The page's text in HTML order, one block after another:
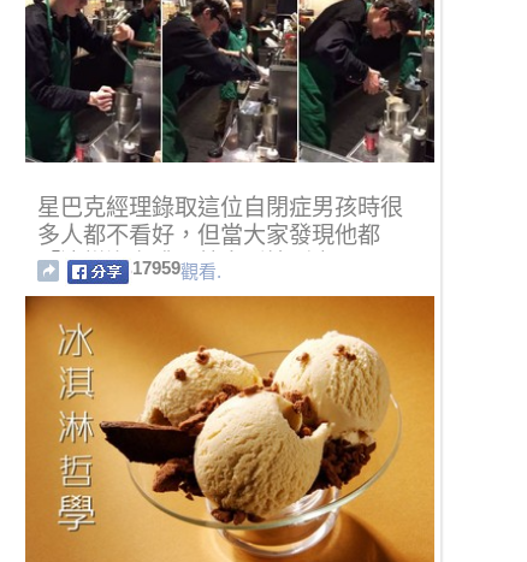
星巴克經理錄取這位自閉症男孩時很
多人都不看好，但當大家發現他都
「這樣泡咖啡」就直呼撿到寶了！
17959觀看.